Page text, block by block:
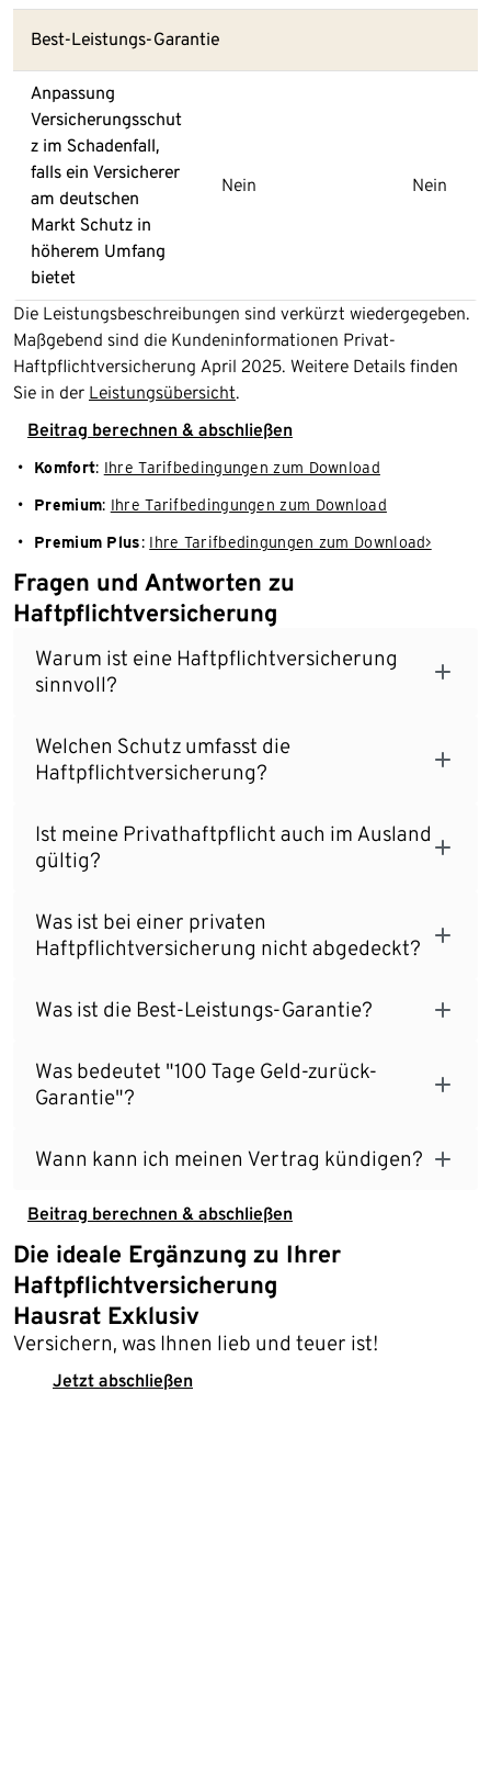
Best-Leistungs-Garantie
Anpassung
Versicherungsschut
z im Schadenfall,
falls ein Versicherer
am deutschen
Markt Schutz in
höherem Umfang
bietet
Nein Nein
Die Leistungsbeschreibungen sind verkürzt wiedergegeben.
Maßgebend sind die Kundeninformationen Privat-
Haftpflichtversicherung April 2025. Weitere Details finden
Sie in der Leistungsübersicht.
Beitrag berechnen & abschließen
Komfort: Ihre Tarifbedingungen zum Download
Premium: Ihre Tarifbedingungen zum Download
Premium Plus: Ihre Tarifbedingungen zum Download>
Fragen und Antworten zu
Haftpflichtversicherung
Warum ist eine Haftpflichtversicherung
sinnvoll?
Welchen Schutz umfasst die
Haftpflichtversicherung?
Ist meine Privathaftpflicht auch im Ausland
gültig?
Was ist bei einer privaten
Haftpflichtversicherung nicht abgedeckt?
Was ist die Best-Leistungs-Garantie?
Was bedeutet "100 Tage Geld-zurück-
Garantie"?
Wann kann ich meinen Vertrag kündigen?
Beitrag berechnen & abschließen
Die ideale Ergänzung zu Ihrer
Haftpflichtversicherung
Hausrat Exklusiv
Versichern, was Ihnen lieb und teuer ist!
Jetzt abschließen